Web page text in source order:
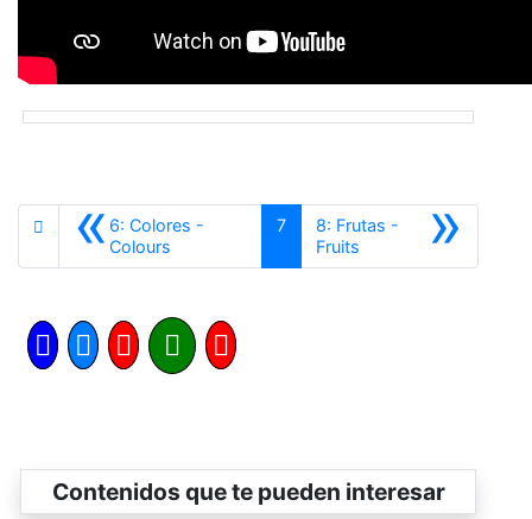
«6: Colores -
Colours
7 »
8: Frutas -
Fruits
Contenidos que te pueden interesar